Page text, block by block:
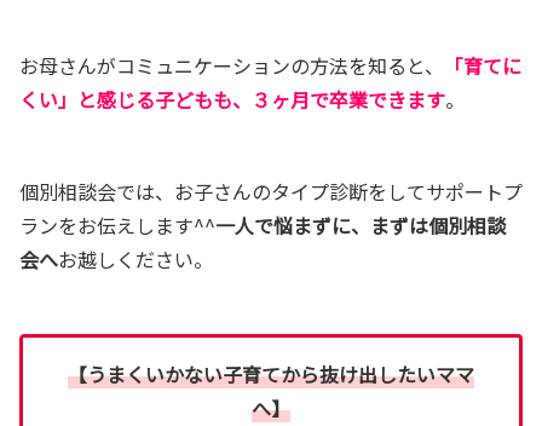
お母さんがコミュニケーションの方法を知ると、
「育てに
くい」と感じる子どもも、３ヶ月で卒業できます。
個別相談会では、お子さんのタイプ診断をしてサポートプ
ランをお伝えします^^一人で悩まずに、まずは個別相談
会へお越しください。
【うまくいかない子育てから抜け出したいママ
へ】